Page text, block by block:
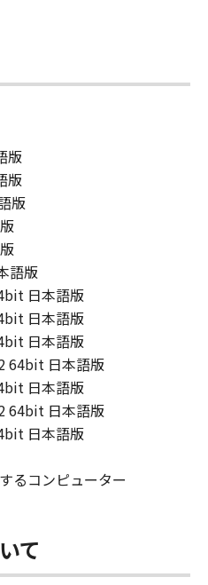
イセンサーの著作権表
くは削除してはなりま
る権原および所有権
ノンまたはキヤノンの
。
たは関連する外国政府
ことなしに、「本ソフ
一部を、直接または間
ん。
プデート
社、関係会社、それ
売店、並びにキヤノン
様による「本ソフトウ
こと、および「本ソフ
プデート、バグの修正
版
版
版
語版
日本語版
日本語版
日本語版
64bit 日本語版
日本語版
64bit 日本語版
日本語版
るコンピューター
て